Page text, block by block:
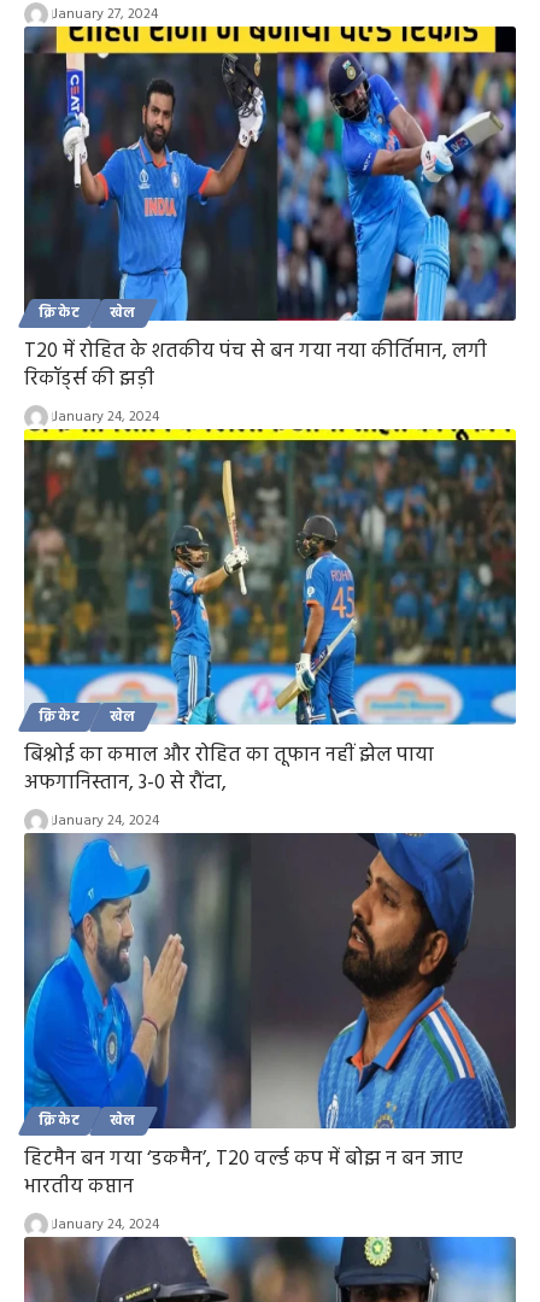
January 27, 2024
क्रिकेट खेल
T20 में रोहित के शतकीय पंच से बन गया नया कीर्तिमान, लगी
रिकॉर्ड्स की झड़ी
January 24, 2024
क्रिकेट खेल
बिश्नोई का कमाल और रोहित का तूफान नहीं झेल पाया
अफगानिस्तान, 3-0 से रौंदा,
January 24, 2024
क्रिकेट खेल
हिटमैन बन गया ‘डकमैन’, T20 वर्ल्ड कप में बोझ न बन जाए
भारतीय कप्तान
January 24, 2024